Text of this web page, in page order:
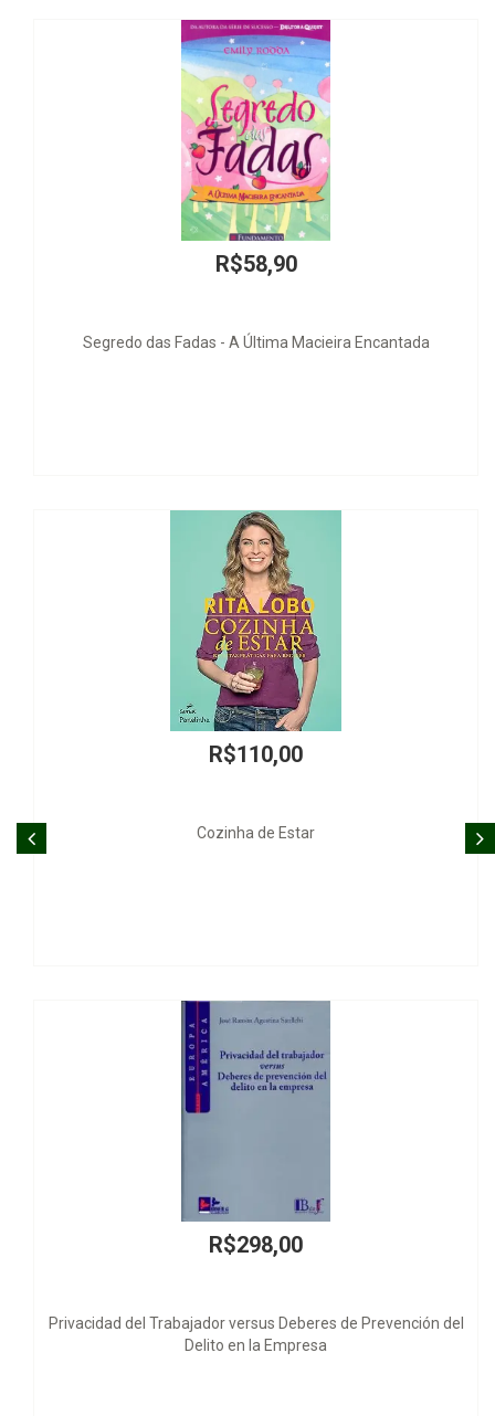
del
Estabelecimento da Filiação e Paternidade
Construção Jurídica das Relações de
R$160,00